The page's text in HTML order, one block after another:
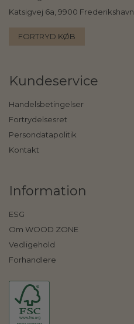
Katsigvej 6a, 9900 Frederikshavn
FORTRYD KØB
Kundeservice
Handelsbetingelser
Fortrydelsesret
Persondatapolitik
Kontakt
Information
ESG
Om WOOD ZONE
Vedligehold
Forhandlere